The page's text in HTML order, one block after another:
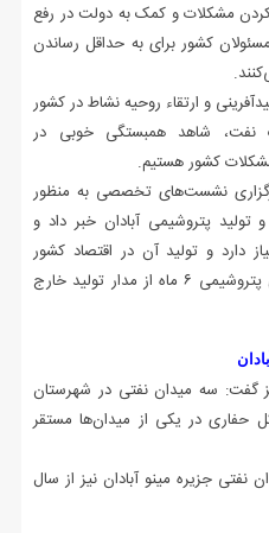
مشکلات و کمک به دولت در رفع
کشور برای به حداقل رساندن
و ارتقاء روحیه نشاط در کشور
نفت، شاهد همبستگی خوبی در
کشور هستیم.
نشست‌های تخصصی به منظور
پتروشیمی آبادان خبر داد و
دارد و تولید آن در اقتصاد کشور
تأثیرگذار است، زیبنده نیست که این پتروشیمی ۶ ماه از مدار تولید خارج
گفت: سه میدان نفتی در شهرستان
حفاری در یکی از میدان‌ها مستقر
نفتی جزیره مینو آبادان نیز از سال